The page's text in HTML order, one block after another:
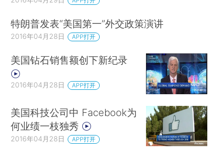
特朗普发表“美国第一”外交政策演讲
2016年04月28日 APP打开
美国钻石销售额创下新纪录
2016年04月28日 APP打开
美国科技公司中 Facebook为
何业绩一枝独秀
2016年04月28日 APP打开